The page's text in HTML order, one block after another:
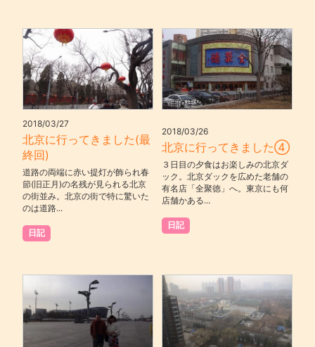
2018/03/27
北京に行ってきました(最
終回)
道路の両端に赤い提灯が飾られ春
節(旧正月)の名残が見られる北京
の街並み。北京の街で特に驚いた
のは道路...
日記
2018/03/26
北京に行ってきました④
３日目の夕食はお楽しみの北京ダ
ック。北京ダックを広めた老舗の
有名店「全聚徳」へ。東京にも何
店舗かある...
日記